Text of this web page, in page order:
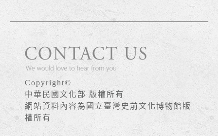
Copyright©
中華民國文化部 版權所有
網站資料內容為國立臺灣史前文化博物館版
權所有